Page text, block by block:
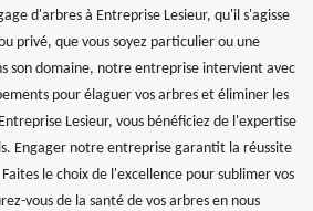
d'arbres à Entreprise Lesieur, qu'il s'agisse
privé, que vous soyez particulier ou une
son domaine, notre entreprise intervient avec
pour élaguer vos arbres et éliminer les
Lesieur, vous bénéficiez de l'expertise
Engager notre entreprise garantit la réussite
le choix de l'excellence pour sublimer vos
vous de la santé de vos arbres en nous